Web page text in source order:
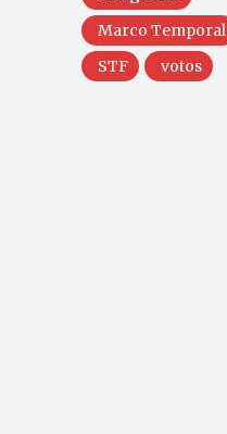
Marco Temporal
STF
votos